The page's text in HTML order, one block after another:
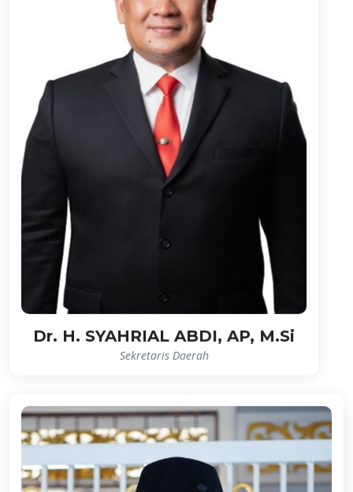
Dr. H. SYAHRIAL ABDI, AP, M.Si
Sekretaris Daerah